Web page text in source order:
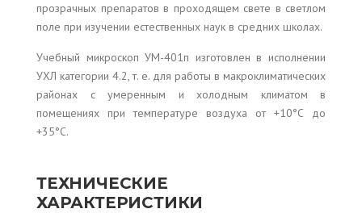
прозрачных препаратов в проходящем свете в светлом
поле при изучении естественных наук в средних школах.
Учебный микроскоп УМ-401п изготовлен в исполнении
УХЛ категории 4.2, т. е. для работы в макроклиматических
районах с умеренным и холодным климатом в
помещениях при температуре воздуха от +10°С до
+35°C.
ТЕХНИЧЕСКИЕ
ХАРАКТЕРИСТИКИ